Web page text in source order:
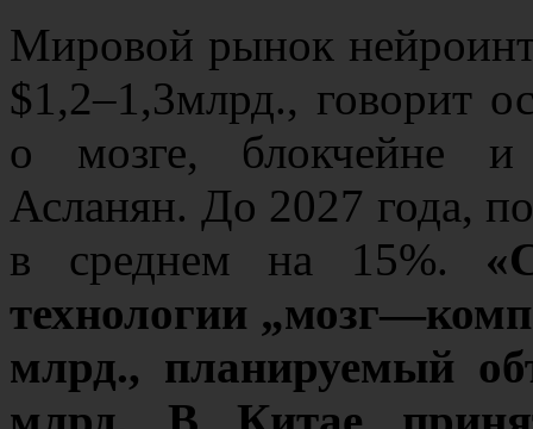
Мировой рынок
$1,2–1,3млрд., говорит
о мозге, блокчейне
Асланян. До 2027 года,
в среднем на 15%.
технологии
млрд., планируемый